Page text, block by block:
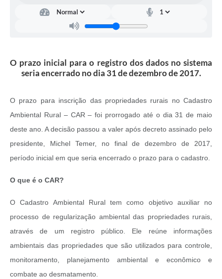
O prazo inicial para o registro dos dados no sistema
seria encerrado no dia 31 de dezembro de 2017.
O prazo para inscrição das propriedades rurais no Cadastro
Ambiental Rural – CAR – foi prorrogado até o dia 31 de maio
deste ano. A decisão passou a valer após decreto assinado pelo
presidente, Michel Temer, no final de dezembro de 2017,
período inicial em que seria encerrado o prazo para o cadastro.
O que é o CAR?
O Cadastro Ambiental Rural tem como objetivo auxiliar no
processo de regularização ambiental das propriedades rurais,
através de um registro público. Ele reúne informações
ambientais das propriedades que são utilizados para controle,
monitoramento, planejamento ambiental e econômico e
combate ao desmatamento.